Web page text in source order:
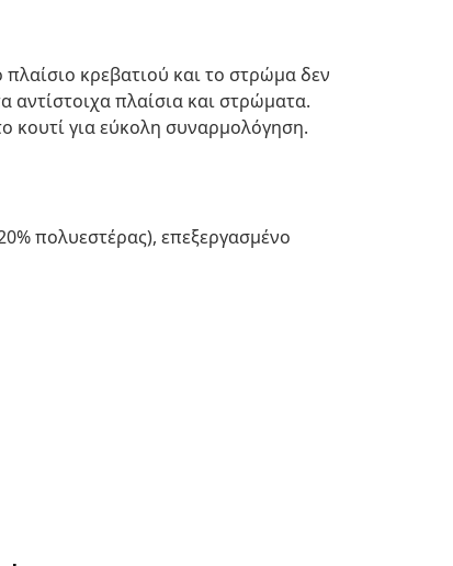
κρεβατιού και το στρώμα δεν
αντίστοιχα πλαίσια και στρώματα.
κουτί για εύκολη συναρμολόγηση.
πολυεστέρας), επεξεργασμένο